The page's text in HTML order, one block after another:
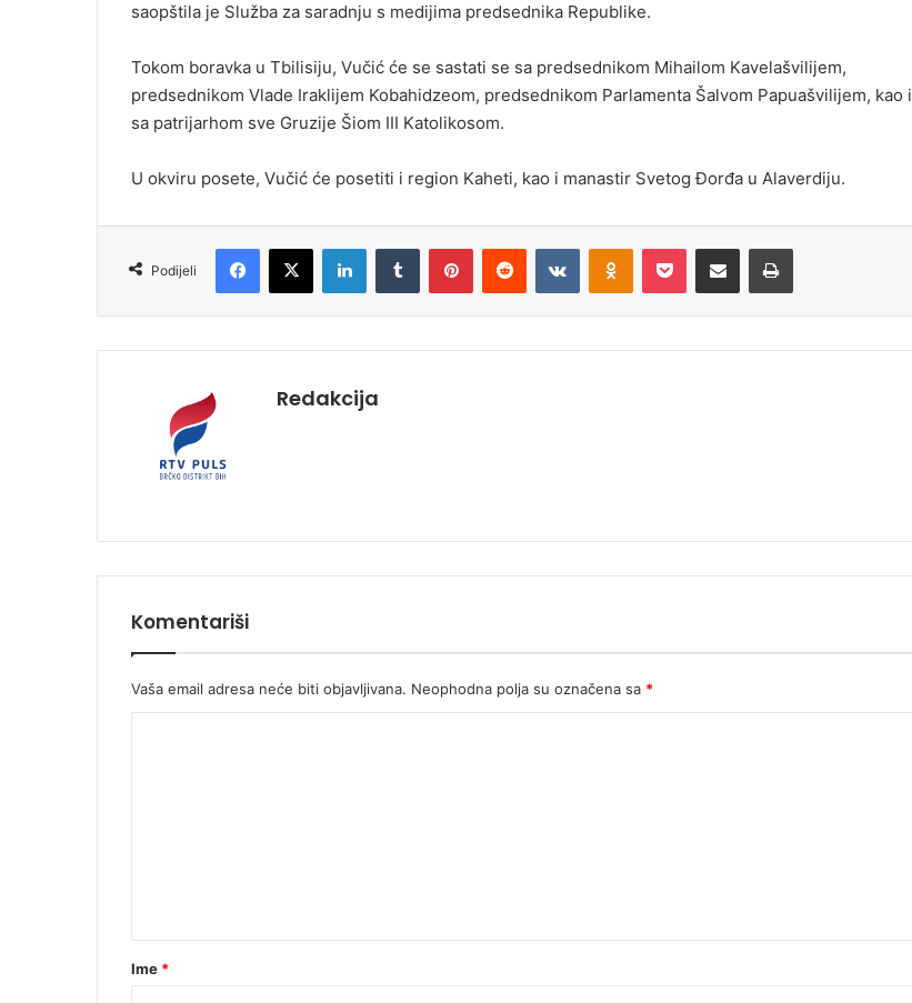
m
l
saopštila je Služba za saradnju s medijima predsednika Republike.
Tokom boravka u Tbilisiju, Vučić će se sastati se sa predsednikom Mihailom Kavelašvilijem,
predsednikom Vlade Iraklijem Kobahidzeom, predsednikom Parlamenta Šalvom Papuašvilijem, kao i
sa patrijarhom sve Gruzije Šiom III Katolikosom.
U okviru posete, Vučić će posetiti i region Kaheti, kao i manastir Svetog Đorđa u Alaverdiju.
Podijeli
Redakcija
Komentariši
Vaša email adresa neće biti objavljivana. Neophodna polja su označena sa *
r
Ime *